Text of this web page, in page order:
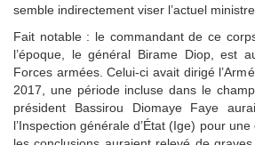
semble indirectement viser l’actuel
Fait notable : le commandant de ce
l’époque, le général Birame Diop, est
Forces armées. Celui-ci avait dirigé
2017, une période incluse dans le
président Bassirou Diomaye Faye
l’Inspection générale d’État (Ige) pour